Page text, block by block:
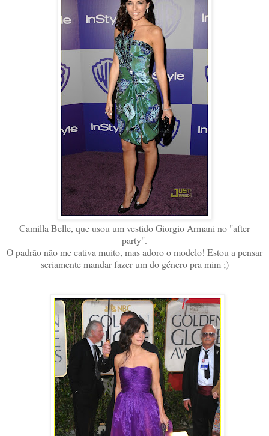
Camilla Belle, que usou um vestidoGiorgio Armani no "after
party".
O padrão não me cativa muito, mas adoro o modelo! Estou a pensar
seriamente mandar fazer um do género pra mim ;)